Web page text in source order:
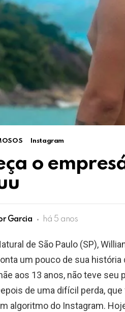
Instagram
o
Garcia há 5 anos
de São Paulo (SP),
um pouco de sua história
aos 13 anos, não teve seu
de uma difícil perda,
algoritmo do Instagram.